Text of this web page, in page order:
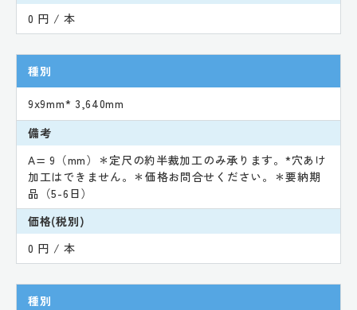
0 円 / 本
種別
9x9mm* 3,640mm
備考
A= 9（mm）＊定尺の約半裁加工のみ承ります。*穴あけ
加工はできません。＊価格お問合せください。＊要納期
品（5-6日）
価格(税別)
0 円 / 本
種別